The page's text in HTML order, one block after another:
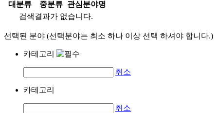
대분류
중분류
관심분야명
검색결과가 없습니다.
선택된 분야 (선택분야는 최소 하나 이상 선택 하셔야 합니다.)
카테고리
취소
카테고리
취소